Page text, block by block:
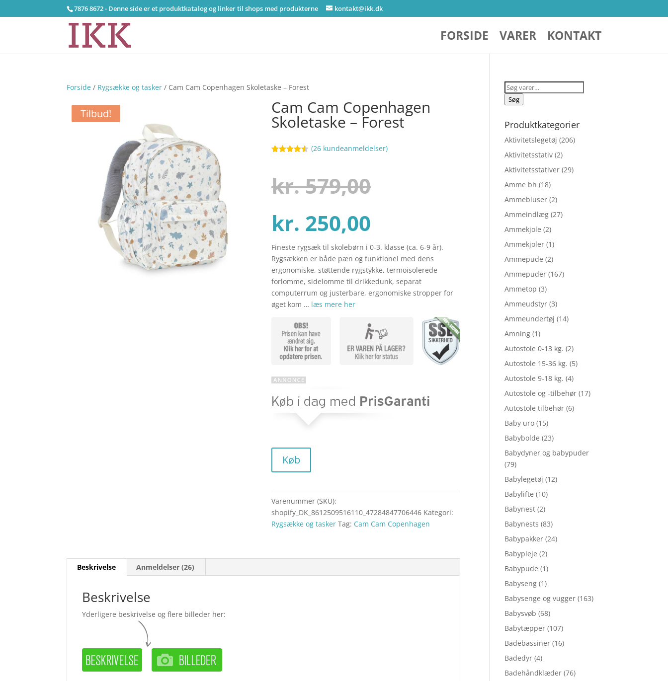
7876 8672 - Denne side er et produktkatalog og linker til shops med produkterne kontakt@ikk.dk
FORSIDE VARER KONTAKT
Forside / Rygsække og tasker / Cam Cam Copenhagen Skoletaske – Forest
Tilbud! Cam Cam Copenhagen
Skoletaske – Forest
baseret
på
kundebedø
(26kundeanmeldelser)
kr.579,00
pris
var:
kr. 579,00.
kr. 250,00
aktuelle
pris
er:
kr. 250,00.
Fineste rygsæk til skolebørn i 0-3. klasse (ca. 6-9 år).
Rygsækken er både pæn og funktionel med dens
ergonomiske, støttende rygstykke, termoisolerede
forlomme, sidelomme til drikkedunk, separat
computerrum og justerbare, ergonomiske stropper for
øget kom … læs mere her
Køb
Varenummer (SKU):
shopify_DK_8612509516110_47284847706446 Kategori:
Rygsække og tasker Tag: Cam Cam Copenhagen
Beskrivelse Anmeldelser (26)
Beskrivelse
Yderligere beskrivelse og flere billeder her:
Søg
efter:
Søg
Produktkategorier
Aktivitetslegetøj (206)
Aktivitetsstativ (2)
Aktivitetsstativer (29)
Amme bh (18)
Ammebluser (2)
Ammeindlæg (27)
Ammekjole (2)
Ammekjoler (1)
Ammepude (2)
Ammepuder (167)
Ammetop (3)
Ammeudstyr (3)
Ammeundertøj (14)
Amning (1)
Autostole 0-13 kg. (2)
Autostole 15-36 kg. (5)
Autostole 9-18 kg. (4)
Autostole og -tilbehør (17)
Autostole tilbehør (6)
Baby uro (15)
Babybolde (23)
Babydyner og babypuder
(79)
Babylegetøj (12)
Babylifte (10)
Babynest (2)
Babynests (83)
Babypakker (24)
Babypleje (2)
Babypude (1)
Babyseng (1)
Babysenge og vugger (163)
Babysvøb (68)
Babytæpper (107)
Badebassiner (16)
Badedyr (4)
Badehåndklæder (76)